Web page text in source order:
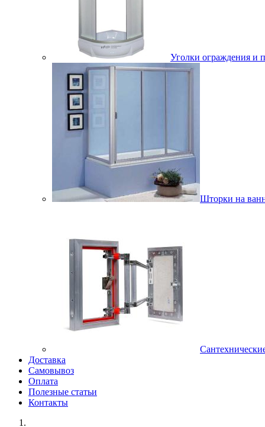
Уголки ограждения и
Шторки на
Доставка
Самовывоз
Оплата
Полезные статьи
Контакты